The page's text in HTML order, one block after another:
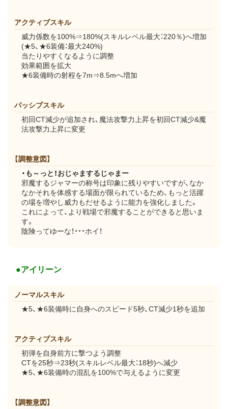
アクティブスキル
威力係数を100%⇒180%(スキルレベル最大：220％)へ増加
(★5、★6装備：最大240%)
当たりやすくなるように調整
効果範囲を拡大
★6装備時の射程を7m⇒8.5mへ増加
パッシブスキル
初回CT減少が追加され、魔法攻撃力上昇を初回CT減少&魔
法攻撃力上昇に変更
【調整意図】
・も～っと！おじゃまするじゃまー
邪魔するジャマーの称号は印象に残りやすいですが、なか
なかそれを体感する場面が限られているため、もっと活躍
の場を増やし威力もだせるように能力を強化しました。
これによって、より戦場で邪魔することができると思いま
す。
陰険ってゆーな！・・・ホイ！
●アイリーン
ノーマルスキル
★5、★6装備時に自身へのスピード5秒、CT減少1秒を追加
アクティブスキル
初弾を自身前方に撃つよう調整
CTを25秒⇒23秒(スキルレベル最大：18秒)へ減少
★5、★6装備時の混乱を100%で与えるように変更
【調整意図】